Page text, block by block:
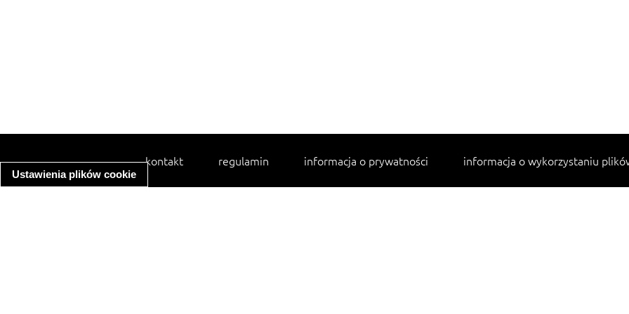
Ustawienia plików cookie
kontakt regulamin informacja o prywatności informacja o wykorzystaniu
Najpopularniejsze przepisy